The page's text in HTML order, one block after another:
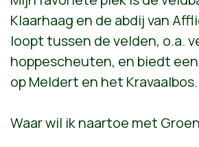
Klaarhaag en de abdij van
loopt tussen de velden, o.a.
hoppescheuten, en biedt
op Meldert en het Kravaalbos.
Waar wil ik naartoe met